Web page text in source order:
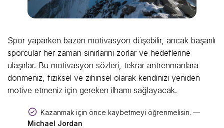
Spor yaparken bazen motivasyon düşebilir, ancak başarılı
sporcular her zaman sınırlarını zorlar ve hedeflerine
ulaşırlar. Bu motivasyon sözleri, tekrar antrenmanlara
dönmeniz, fiziksel ve zihinsel olarak kendinizi yeniden
motive etmeniz için gereken ilhamı sağlayacak.
Kazanmak için önce kaybetmeyi öğrenmelisin. —
Michael Jordan